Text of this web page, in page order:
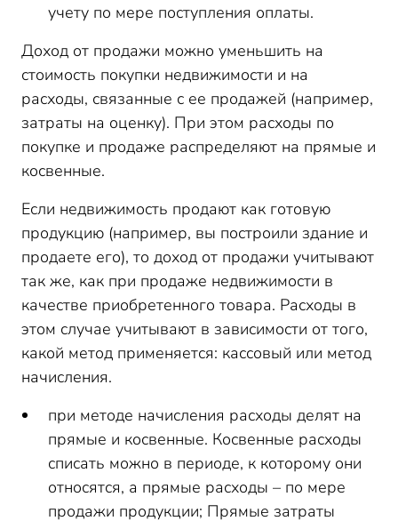
учету по мере поступления оплаты.
Доход от продажи можно уменьшить на
стоимость покупки недвижимости и на
расходы, связанные с ее продажей (например,
затраты на оценку). При этом расходы по
покупке и продаже распределяют на прямые и
косвенные.
Если недвижимость продают как готовую
продукцию (например, вы построили здание и
продаете его), то доход от продажи учитывают
так же, как при продаже недвижимости в
качестве приобретенного товара. Расходы в
этом случае учитывают в зависимости от того,
какой метод применяется: кассовый или метод
начисления.
при методе начисления расходы делят на
прямые и косвенные. Косвенные расходы
списать можно в периоде, к которому они
относятся, а прямые расходы – по мере
продажи продукции; Прямые затраты